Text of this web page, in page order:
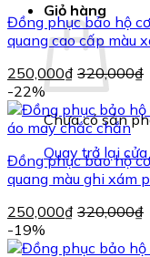
Giỏ hàng
Chưa có sản
Quay trở lại
Đồng phục bảo hộ
quang cao cấp màu
250,000₫ 320,000₫
-22%
Đồng phục bảo hộ
quang màu ghi xám
250,000₫ 320,000₫
-19%